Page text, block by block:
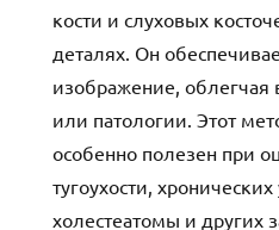
кости и слуховых
деталях. Он
изображение,
или патологии. Этот
особенно полезен при
тугоухости,
холестеатомы и других